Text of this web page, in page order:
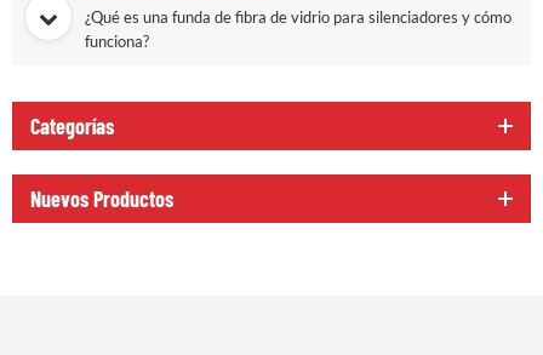
¿Qué es una funda de fibra de vidrio para silenciadores y cómo
funciona?
Categorías
Nuevos Productos